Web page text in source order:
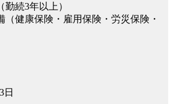
続3年以上）
（健康保険・雇用保険・労災保険・
日